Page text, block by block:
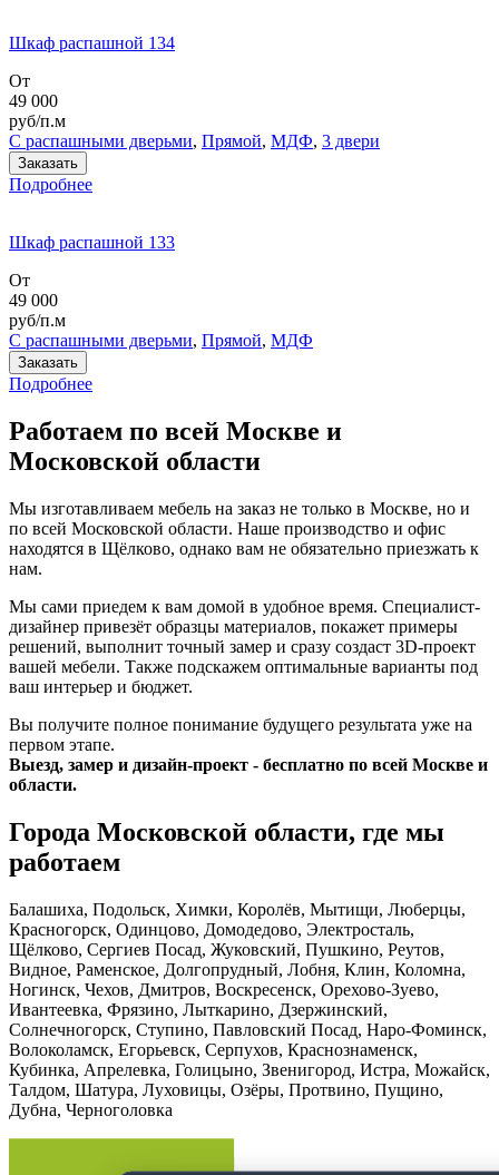
Шкаф распашной 134
От
49 000
руб/п.м
С распашными дверьми, Прямой, МДФ, 3 двери
Заказать
Подробнее
Шкаф распашной 133
От
49 000
руб/п.м
С распашными дверьми, Прямой, МДФ
Заказать
Подробнее
Работаем по всей Москве и
Московской области
Мы изготавливаем мебель на заказ не только в Москве, но и
по всей Московской области. Наше производство и офис
находятся в Щёлково, однако вам не обязательно приезжать к
нам.
Мы сами приедем к вам домой в удобное время. Специалист-
дизайнер привезёт образцы материалов, покажет примеры
решений, выполнит точный замер и сразу создаст 3D-проект
вашей мебели. Также подскажем оптимальные варианты под
ваш интерьер и бюджет.
Вы получите полное понимание будущего результата уже на
первом этапе.
Выезд, замер и дизайн-проект - бесплатно по всей Москве и
области.
Города Московской области, где мы
работаем
Балашиха, Подольск, Химки, Королёв, Мытищи, Люберцы,
Красногорск, Одинцово, Домодедово, Электросталь,
Щёлково, Сергиев Посад, Жуковский, Пушкино, Реутов,
Видное, Раменское, Долгопрудный, Лобня, Клин, Коломна,
Ногинск, Чехов, Дмитров, Воскресенск, Орехово-Зуево,
Ивантеевка, Фрязино, Лыткарино, Дзержинский,
Солнечногорск, Ступино, Павловский Посад, Наро-Фоминск,
Волоколамск, Егорьевск, Серпухов, Краснознаменск,
Кубинка, Апрелевка, Голицыно, Звенигород, Истра, Можайск,
Талдом, Шатура, Луховицы, Озёры, Протвино, Пущино,
Дубна, Черноголовка